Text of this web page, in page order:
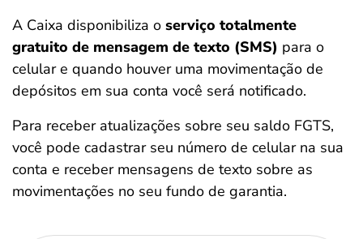
A Caixa disponibiliza o serviço totalmente
gratuito de mensagem de texto (SMS) para o
celular e quando houver uma movimentação de
depósitos em sua conta você será notificado.
Para receber atualizações sobre seu saldo FGTS,
você pode cadastrar seu número de celular na sua
conta e receber mensagens de texto sobre as
movimentações no seu fundo de garantia.